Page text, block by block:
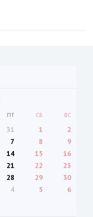
ПТ СБ ВС
31 1
2
7 8
9
14 15
16
21 22
23
28 29
30
4 5 6